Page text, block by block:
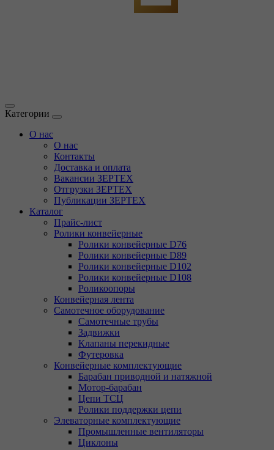
Категории
О нас
О нас
Контакты
Доставка и оплата
Вакансии ЗЕРТЕХ
Отгрузки ЗЕРТЕХ
Публикации ЗЕРТЕХ
Каталог
Прайс-лист
Ролики конвейерные
Ролики конвейерные D76
Ролики конвейерные D89
Ролики конвейерные D102
Ролики конвейерные D108
Роликоопоры
Конвейерная лента
Самотечное оборудование
Самотечные трубы
Задвижки
Клапаны перекидные
Футеровка
Конвейерные комплектующие
Барабан приводной и натяжной
Мотор-барабан
Цепи ТСЦ
Ролики поддержки цепи
Элеваторные комплектующие
Промышленные вентиляторы
Циклоны